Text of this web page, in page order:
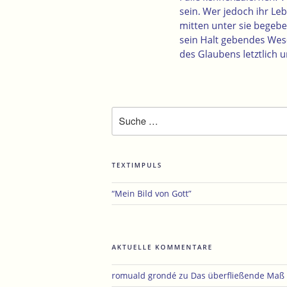
sein. Wer jedoch ihr
mitten unter sie
sein Halt gebendes
des Glaubens letztlich
nach:
TEXTIMPULS
“Mein Bild von Gott”
AKTUELLE KOMMENTARE
romuald grondé zu Das überfließende Maß